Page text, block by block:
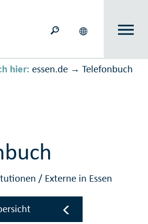
hier: essen.de → Telefonbuch
/ Externe in Essen